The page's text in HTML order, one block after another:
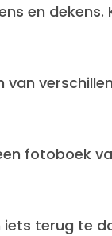
en
fotoboek
terug te